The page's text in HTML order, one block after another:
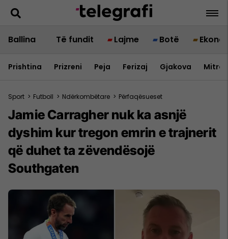
Ballina Të fundit Lajme Botë
Prishtina Prizreni Peja Ferizaj Gjakova
Sport > Futboll > Ndërkombëtare > Përfaqësueset
Jamie Carragher nuk ka asnjë
dyshim kur tregon emrin e trajnerit
që duhet ta zëvendësojë
Southgaten